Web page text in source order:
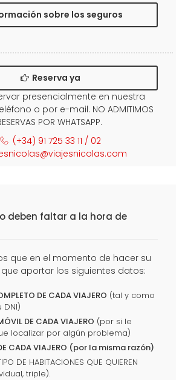
sobre los seguros
Reserva ya
presencialmente en nuestra
o por e-mail. NO ADMITIMOS
POR WHATSAPP.
(+34) 91 725 33 11 / 02
deben faltar a la hora de
que en el momento de hacer su
que aportar los siguientes datos:
DE CADA VIAJERO (tal y como
DNI)
DE CADA VIAJERO (por si le
localizar por algún problema)
CADA VIAJERO (por la misma razón)
DE HABITACIONES QUE QUIEREN
triple).